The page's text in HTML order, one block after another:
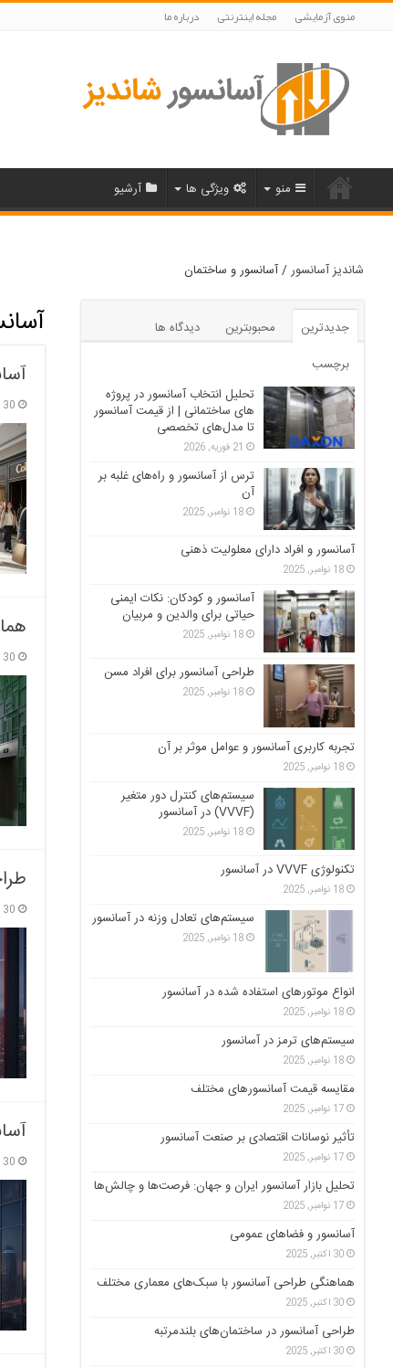
منوی آزمایشی مجله اینترنتی درباره ما
منو ویژگی ها آرشیو
شاندیز آسانسور/آسانسور و ساختمان
30 اکتبر, 2025
30 اکتبر, 2025
30 اکتبر, 2025
30 اکتبر, 2025
جدیدترین محبوبترین
دیدگاه ها
برچسب
تحلیل انتخاب آسانسور در پروژه‌
های ساختمانی | از قیمت آسانسور
تا مدل‌های تخصصی
21 فوریه, 2026
ترس از آسانسور و راه‌های غلبه بر
آن
18 نوامبر, 2025
آسانسور و افراد دارای معلولیت ذهنی
18 نوامبر, 2025
آسانسور و کودکان: نکات ایمنی
حیاتی برای والدین و مربیان
18 نوامبر, 2025
طراحی آسانسور برای افراد مسن
18 نوامبر, 2025
تجربه کاربری آسانسور و عوامل موثر بر آن
18 نوامبر, 2025
سیستم‌های کنترل دور متغیر
(VVVF) در آسانسور
18 نوامبر, 2025
تکنولوژی VVVF در آسانسور
18 نوامبر, 2025
سیستم‌های تعادل وزنه در آسانسور
18 نوامبر, 2025
انواع موتورهای استفاده شده در آسانسور
18 نوامبر, 2025
سیستم‌های ترمز در آسانسور
18 نوامبر, 2025
مقایسه قیمت آسانسورهای مختلف
17 نوامبر, 2025
تأثیر نوسانات اقتصادی بر صنعت آسانسور
17 نوامبر, 2025
تحلیل بازار آسانسور ایران و جهان: فرصت‌ها و چالش‌ها
17 نوامبر, 2025
آسانسور و فضاهای عمومی
30 اکتبر, 2025
هماهنگی طراحی آسانسور با سبک‌های معماری مختلف
30 اکتبر, 2025
طراحی آسانسور در ساختمان‌های بلندمرتبه
30 اکتبر, 2025